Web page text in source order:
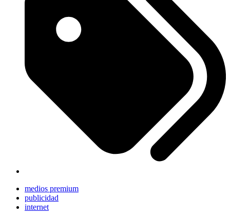
medios premium
publicidad
internet